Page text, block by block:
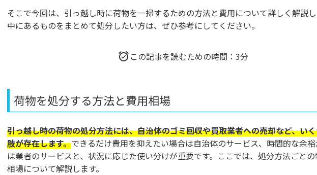
そこで今回は、引っ越し時に荷物を一掃するための方法と費用について詳しく解説
中にあるものをまとめて処分したい方は、ぜひ参考にしてください。
この記事を読むための時間：3分
荷物を処分する方法と費用相場
引っ越し時の荷物の処分方法には、自治体のゴミ回収や買取業者への売却など、い
肢が存在します。できるだけ費用を抑えたい場合は自治体のサービス、時間的な余
は業者のサービスと、状況に応じた使い分けが重要です。ここでは、処分方法ごと
相場について解説します。